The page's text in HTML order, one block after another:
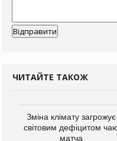
ЧИТАЙТЕ ТАКОЖ
Зміна клімату загрожує
світовим дефіцитом
матча